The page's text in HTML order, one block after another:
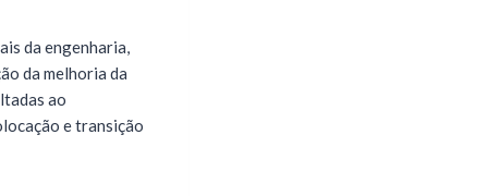
da engenharia,
da melhoria da
ao
e transição